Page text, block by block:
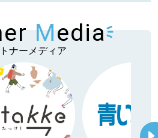
Media
ナーメディア